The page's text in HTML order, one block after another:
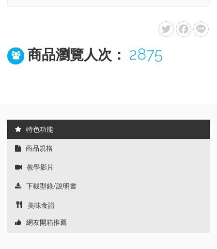
商品瀏覽人次： 2875
特色功能
商品規格
教學影片
下載型錄/說明書
美味食譜
網友開箱推薦